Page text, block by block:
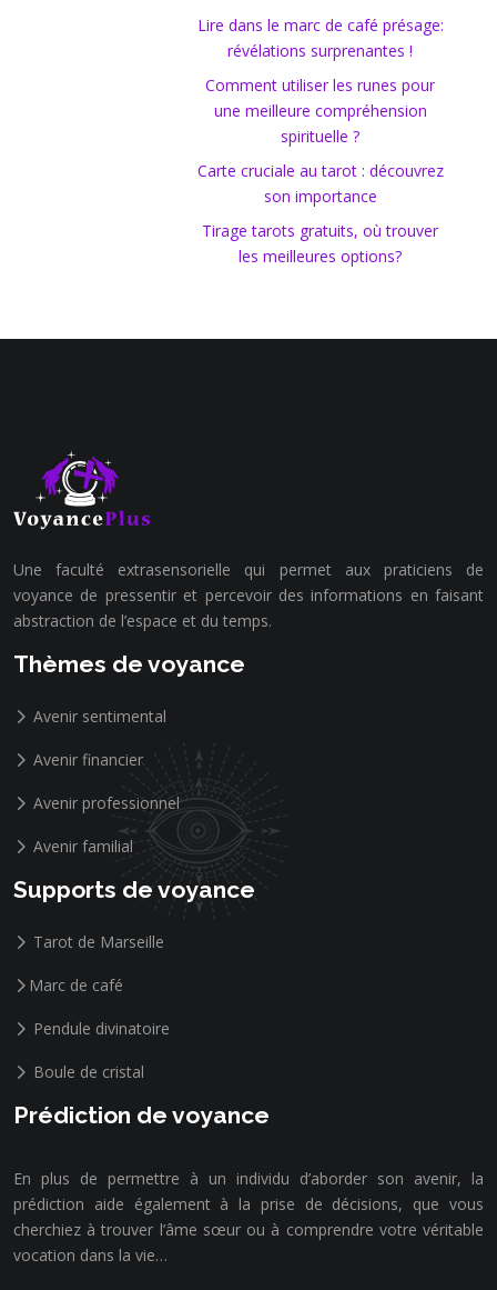
Lire dans le marc de café présage:
révélations surprenantes !
Comment utiliser les runes pour
une meilleure compréhension
spirituelle ?
Carte cruciale au tarot : découvrez
son importance
Tirage tarots gratuits, où trouver
les meilleures options?
Une faculté extrasensorielle qui permet aux praticiens de
voyance de pressentir et percevoir des informations en faisant
abstraction de l’espace et du temps.
Thèmes de voyance
Avenir sentimental
Avenir financier
Avenir professionnel
Avenir familial
Supports de voyance
Tarot de Marseille
Marc de café
Pendule divinatoire
Boule de cristal
Prédiction de voyance
En plus de permettre à un individu d’aborder son avenir, la
prédiction aide également à la prise de décisions, que vous
cherchiez à trouver l’âme sœur ou à comprendre votre véritable
vocation dans la vie…